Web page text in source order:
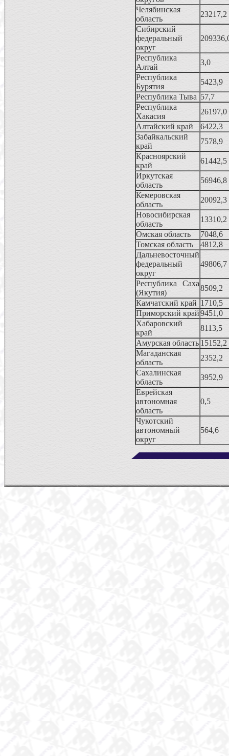
Челябинская
область
23217,2
Сибирский
федеральный
округ
Республика
Алтай
3,0
Республика
Бурятия
5423,9
Республика Тыва 57,7
Республика
Хакасия
26197,0
Алтайский край
6422,3
Забайкальский
край
7578,9
Красноярский
край
61442,5
Иркутская
область
56946,8
Кемеровская
область
20092,3
Новосибирская
область
13310,2
Омская область
7048,6
Томская область
4812,8
Дальневосточный
федеральный
округ
49806,7
Республика Саха
(Якутия)
8509,2
Камчатский край 1710,5
Приморский край9451,0
Хабаровский
край
8113,5
Амурская область 15152,2
Магаданская
область
2352,2
Сахалинская
область
3952,9
Еврейская
автономная
область
0,5
Чукотский
автономный
округ
564,6